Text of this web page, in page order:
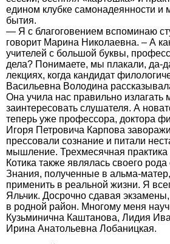
едином клубке самонадеянности и
бытия.
— Я с благоговением вспоминаю
говорит Марина Николаевна. – А
учителей с большой буквы,
дела? Понимаете, мы плакали, да-
лекциях, когда кандидат
Васильевна Володина
Она учила нас правильно излагать
заинтересовать слушателя. А
теперь уже профессора, доктора
Игоря Петровича Карпова
прессовали сознание и питали
мышление. Трехмесячная
Котика также являлась своего
Знания, полученные в альма-
применить в реальной жизни. Я
Яльчик. Досрочно сдавая
в родной район. Многому меня
Кузьминична Каштанова, Лидия
Ирина Анатольевна Лобаницкая.